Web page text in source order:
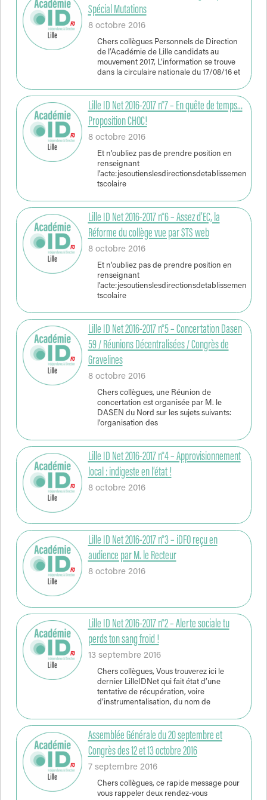
Spécial Mutations
8 octobre 2016
Chers collègues Personnels de Direction
de l’Académie de Lille candidats au
mouvement 2017, L’information se trouve
dans la circulaire nationale du 17/08/16 et
Lille ID Net 2016-2017 n°7 – En quête de temps…
Proposition CHOC!
8 octobre 2016
Et n’oubliez pas de prendre position en
renseignant
l’acte:jesoutienslesdirectionsdetablissemen
tscolaire
Lille ID Net 2016-2017 n°6 – Assez d’EC, la
Réforme du collège vue par STS web
8 octobre 2016
Et n’oubliez pas de prendre position en
renseignant
l’acte:jesoutienslesdirectionsdetablissemen
tscolaire
Lille ID Net 2016-2017 n°5 – Concertation Dasen
59 / Réunions Décentralisées / Congrès de
Gravelines
8 octobre 2016
Chers collègues, une Réunion de
concertation est organisée par M. le
DASEN du Nord sur les sujets suivants:
l’organisation des
Lille ID Net 2016-2017 n°4 – Approvisionnement
local : indigeste en l’état !
8 octobre 2016
Lille ID Net 2016-2017 n°3 – iDFO reçu en
audience par M. le Recteur
8 octobre 2016
Lille ID Net 2016-2017 n°2 – Alerte sociale tu
perds ton sang froid !
13 septembre 2016
Chers collègues, Vous trouverez ici le
dernier LilleIDNet qui fait état d’une
tentative de récupération, voire
d’instrumentalisation, du nom de
Assemblée Générale du 20 septembre et
Congrès des 12 et 13 octobre 2016
7 septembre 2016
Chers collègues, ce rapide message pour
vous rappeler deux rendez-vous